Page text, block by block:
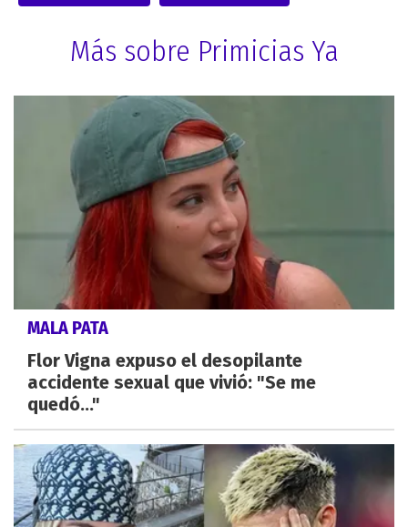
Más sobre Primicias Ya
MALA PATA
Flor Vigna expuso el desopilante
accidente sexual que vivió: "Se me
quedó..."